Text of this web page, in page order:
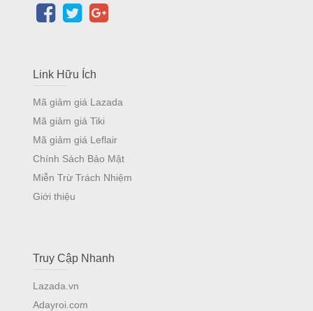
Link Hữu Ích
Mã giảm giá Lazada
Mã giảm giá Tiki
Mã giảm giá Leflair
Chính Sách Bảo Mật
Miễn Trừ Trách Nhiệm
Giới thiệu
Truy Cập Nhanh
Lazada.vn
Adayroi.com